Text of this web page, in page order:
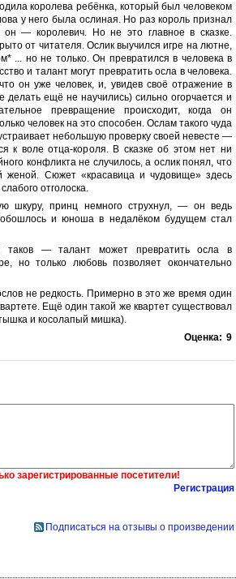
королева ребёнка, который был человеком
у него была ослиная. Но раз король признал
он — королевич. Но не это главное в сказке.
от читателя. Ослик выучился игре на лютне,
... но не только. Он превратился в человека в
и талант могут превратить осла в человека.
он уже человек, и, увидев своё отражение в
делать ещё не научились) сильно огорчается и
превращение происходит, когда он
человек на это способен. Ослам такого чуда
небольшую проверку своей невесте —
к воле отца-короля. В сказке об этом нет ни
конфликта не случилось, а ослик понял, что
женой. Сюжет «красавица и чудовище» здесь
отголоска.
шкуру, принц немного струхнул, — он ведь
и юноша в недалёком будущем стал
таков — талант может превратить осла в
но только любовь позволяет окончательно
не редкость. Примерно в это же время один
Ещё один такой же квартет существовал
и косолапый мишка).
Оценка: 9
зарегистрированные посетители!
Регистрация
Подписаться на отзывы о произведении